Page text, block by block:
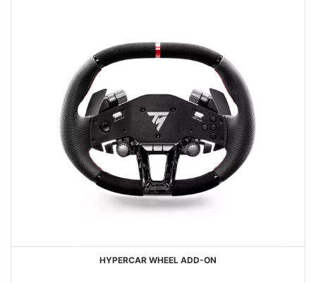
HYPERCAR WHEEL ADD-ON